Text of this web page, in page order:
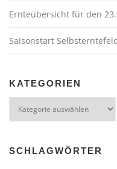
n
Ernteübersicht für den
Saisonstart
KATEGORIEN
SCHLAGWÖRTER